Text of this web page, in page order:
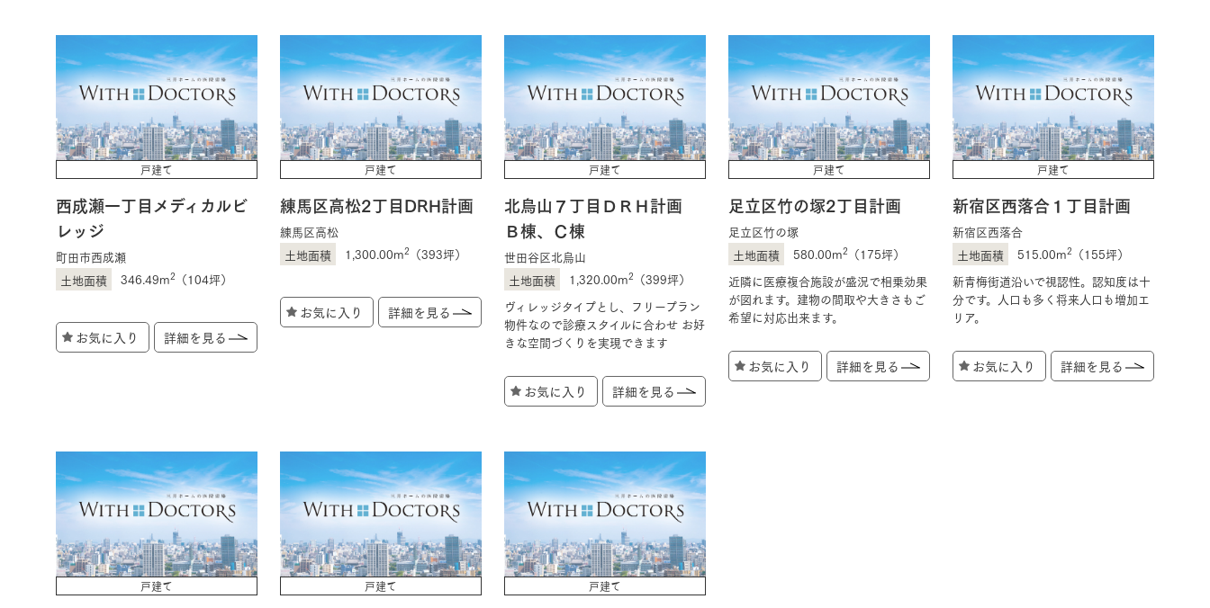
戸建て
西成瀬一丁目メディカルビ
レッジ
町田市西成瀬
346.49m2 （104坪）
お気に入り 詳細を見る
戸建て
練馬区高松2丁目DRH計画
練馬区高松
1,300.00m2 （393坪）
お気に入り 詳細を見る
戸建て
北烏山７丁目ＤＲＨ計画
Ｂ棟、Ｃ棟
世田谷区北烏山
1,320.00m2 （399坪）
ヴィレッジタイプとし、フリープラン
物件なので診療スタイルに合わせ お好
きな空間づくりを実現できます
お気に入り 詳細を見る
戸建て
足立区竹の塚2丁目計画
足立区竹の塚
580.00m2 （175坪）
近隣に医療複合施設が盛況で相乗効果
が図れます。建物の間取や大きさもご
希望に対応出来ます。
お気に入り 詳細を見る
戸建て
新宿区西落合１丁目計画
新宿区西落合
515.00m2 （155坪）
新青梅街道沿いで視認性。認知度は十
分です。人口も多く将来人口も増加エ
リア。
お気に入り 詳細を見る
戸建て 戸建て 戸建て